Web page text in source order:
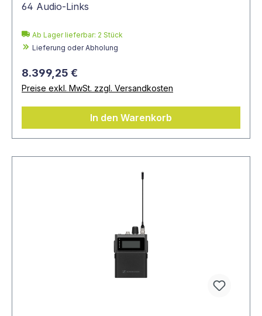
64 Audio-Links
Ab Lager lieferbar: 2 Stück
Lieferung oder Abholung
8.399,25 €
Preise exkl. MwSt. zzgl. Versandkosten
In den Warenkorb